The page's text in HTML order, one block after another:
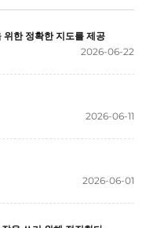
위한 정확한 지도를 제공
2026-06-22
2026-06-11
2026-06-01